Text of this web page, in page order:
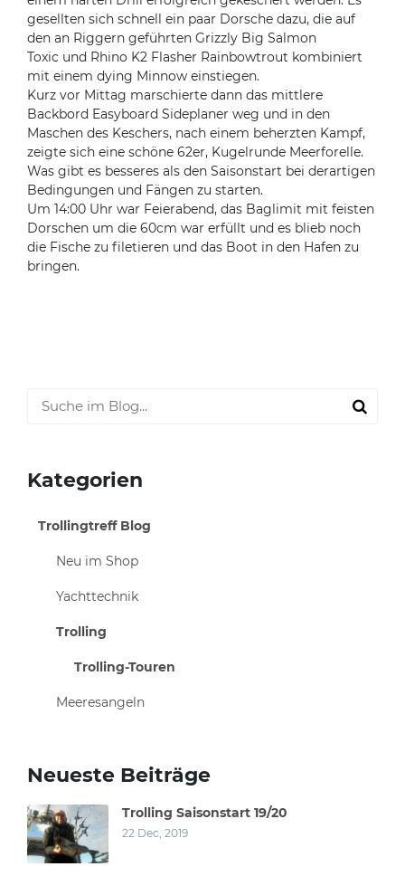
gesellten sich schnell ein paar Dorsche dazu, die auf
den an Riggern geführten Grizzly Big Salmon
Toxic und Rhino K2 Flasher Rainbowtrout kombiniert
mit einem dying Minnow einstiegen.
Kurz vor Mittag marschierte dann das mittlere
Backbord Easyboard Sideplaner weg und in den
Maschen des Keschers, nach einem beherzten Kampf,
zeigte sich eine schöne 62er, Kugelrunde Meerforelle.
Was gibt es besseres als den Saisonstart bei derartigen
Bedingungen und Fängen zu starten.
Um 14:00 Uhr war Feierabend, das Baglimit mit feisten
Dorschen um die 60cm war erfüllt und es blieb noch
die Fische zu filetieren und das Boot in den Hafen zu
bringen.
Kategorien
Trollingtreff Blog
Neu im Shop
Yachttechnik
Trolling
Trolling-Touren
Meeresangeln
Neueste Beiträge
Trolling Saisonstart 19/20
22 Dec, 2019